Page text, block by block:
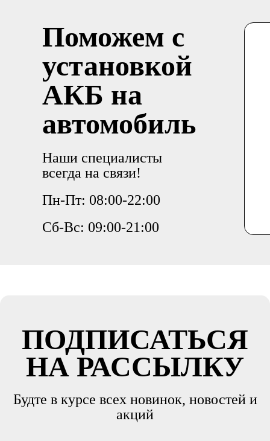
Поможем с
установкой
АКБ на
автомобиль
Наши специалисты
всегда на связи!
Пн-Пт: 08:00-22:00
Сб-Вс: 09:00-21:00
ПОДПИСАТЬСЯ
НА РАССЫЛКУ
Будте в курсе всех новинок, новостей и
акций